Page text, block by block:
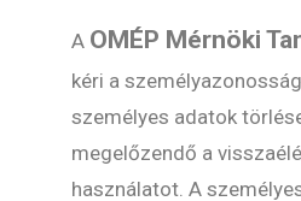
A OMÉP Mérnöki
kéri a
személyes adatok
megelőzendő a
használatot. A